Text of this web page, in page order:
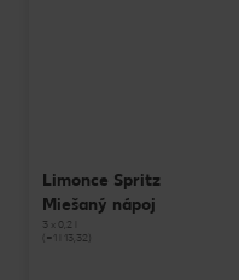
Limonce Spritz
Miešaný nápoj
3 x 0,2 l
(=1 l 13,32)